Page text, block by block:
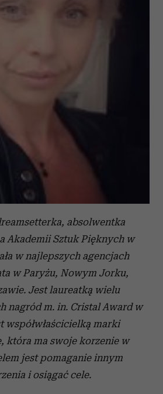
absolwentka
Akademii Sztuk Pięknych w
w najlepszych agencjach
w Paryżu, Nowym Jorku,
Jest laureatką wielu
nagród m. in. Cristal Award w
współwłaścicielką marki
która ma swoje korzenie w
jest pomaganie innym
i osiągać cele.